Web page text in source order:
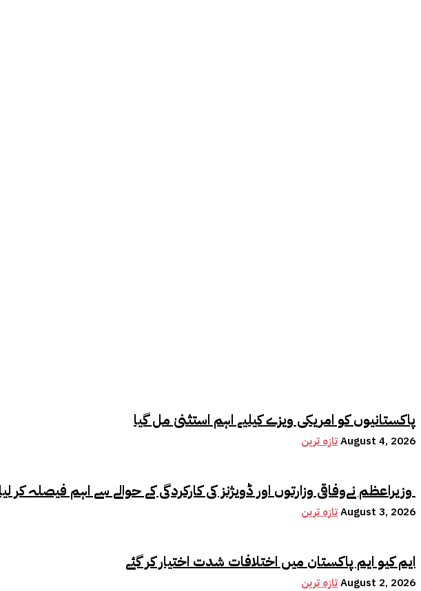
پاکستانیوں کو امریکی ویزے کیلیے اہم استثنیٰ مل گیا
تازہ ترینAugust 4, 2026
وزیراعظم نےوفاقی وزارتوں اور ڈویژنز کی کارکردگی کے حوالے سے اہم فیصلہ کر لیا
تازہ ترینAugust 3, 2026
ایم کیو ایم پاکستان میں اختلافات شدت اختیار کر گئے
تازہ ترینAugust 2, 2026